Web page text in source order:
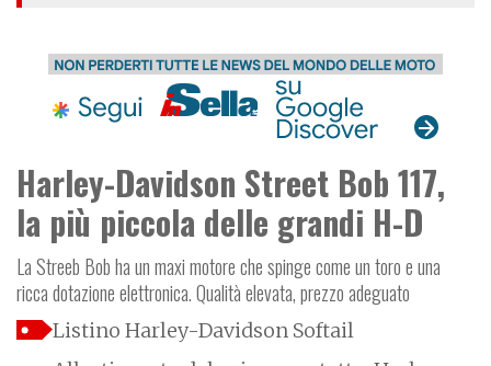
Harley-Davidson Street Bob 117,
la più piccola delle grandi H-D
La Streeb Bob ha un maxi motore che spinge come un toro e una
ricca dotazione elettronica. Qualità elevata, prezzo adeguato
Listino Harley-Davidson Softail